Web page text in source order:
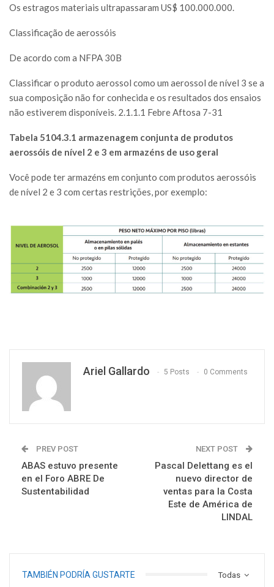
Os estragos materiais ultrapassaram US$ 100.000.000.
Classificação de aerossóis
De acordo com a NFPA 30B
Classificar o produto aerossol como um aerossol de nível 3 se a
sua composição não for conhecida e os resultados dos ensaios
não estiverem disponíveis. 2.1.1.1 Febre Aftosa 7-31
Tabela 5104.3.1 armazenagem conjunta de produtos
aerossóis de nível 2 e 3 em armazéns de uso geral
Você pode ter armazéns em conjunto com produtos aerossóis
de nível 2 e 3 com certas restrições, por exemplo:
Ariel Gallardo 5 Posts 0 Comments
PREV POST
ABAS estuvo presente
en el Foro ABRE De
Sustentabilidad
NEXT POST
Pascal Delettang es el
nuevo director de
ventas para la Costa
Este de América de
LINDAL
Todas
TAMBIÉN PODRÍA GUSTARTE